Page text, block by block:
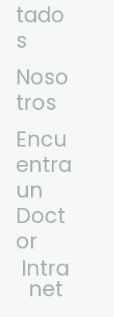
tado
s
Noso
tros
Encu
entra
un
Doct
or
Intra
Net